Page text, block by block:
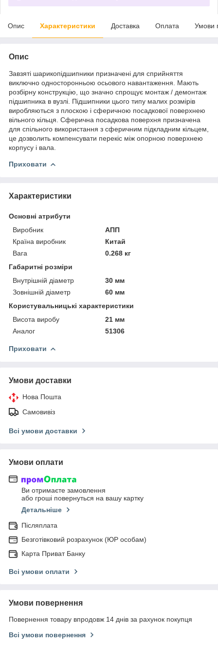
Опис Характеристики Доставка Оплата Умови
Опис
Завзяті шарикопідшипники призначені для сприйняття
виключно односторонньою осьового навантаження. Мають
розбірну конструкцію, що значно спрощує монтаж / демонтаж
підшипника в вузлі. Підшипники цього типу малих розмірів
виробляються з плоскою і сферичною посадкової поверхнею
вільного кільця. Сферична посадкова поверхня призначена
для спільного використання з сферичним підкладним кільцем,
це дозволить компенсувати перекіс між опорною поверхнею
корпусу і вала.
Приховати
Характеристики
Основні атрибути
Виробник
АПП
Країна виробник
Китай
Вага
0.268 кг
Габаритні розміри
Внутрішній діаметр
30 мм
Зовнішній діаметр
60 мм
Користувальницькі характеристики
Висота виробу
21 мм
Аналог
51306
Приховати
Умови доставки
Нова Пошта
Самовивіз
Всі умови доставки
Умови оплати
Ви отримаєте замовлення
або гроші повернуться на вашу картку
Детальніше
Післяплата
Безготівковий розрахунок (ЮР особам)
Карта Приват Банку
Всі умови оплати
Умови повернення
Повернення товару впродовж 14 днів за рахунок покупця
Всі умови повернення